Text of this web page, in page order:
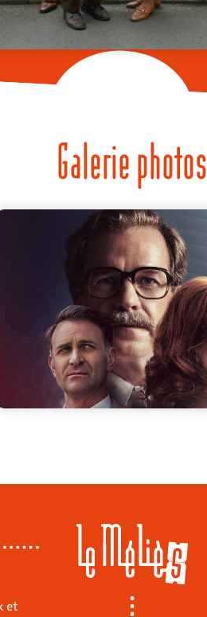
Galerie photos
et